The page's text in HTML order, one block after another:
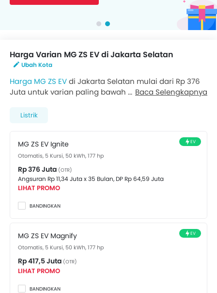
Harga Varian MG ZS EV di Jakarta Selatan
Ubah Kota
Harga MG ZS EVdi Jakarta Selatan mulai dari Rp 376
Juta untuk varian paling bawah Ignite, sementara
Kunjungi
EV yang tersedia di Indonesia. Lihat harganya di
bawah ini.
Baca Selengkapnya
Listrik
MG ZS EV Ignite EV
Otomatis, 5 Kursi, 50 kWh, 177 hp
Rp 376 Juta (OTR)
Angsuran Rp 11,34 Juta x 35 Bulan, DP Rp 64,59 Juta
LIHAT PROMO
BANDINGKAN
MG ZS EV Magnify EV
Otomatis, 5 Kursi, 50 kWh, 177 hp
Rp 417,5 Juta (OTR)
LIHAT PROMO
BANDINGKAN